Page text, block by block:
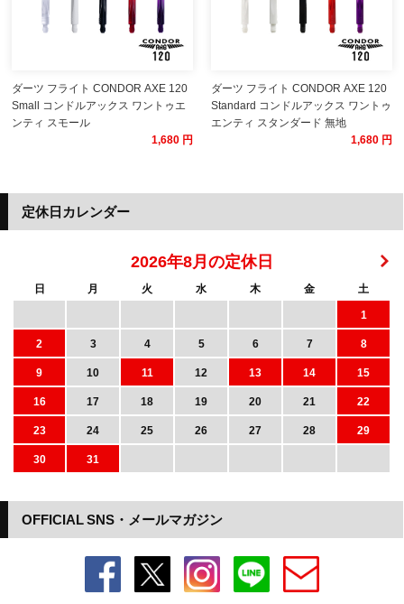
ダーツ フライト CONDOR AXE 120
Small コンドルアックス ワントゥエ
ンティ スモール
1,680 円
ダーツ フライト CONDOR AXE 120
Standard コンドルアックス ワントゥ
エンティ スタンダード 無地
1,680 円
OFFICIAL SNS・メールマガジン
定休日カレンダー
2026年8月の定休日
日 月 火 水 木 金
土
1
2
3 4 5 6 7
8
9
10 11 12 13 14
15
16
17 18 19 20 21
22
23
24 25 26 27 28
29
30
31